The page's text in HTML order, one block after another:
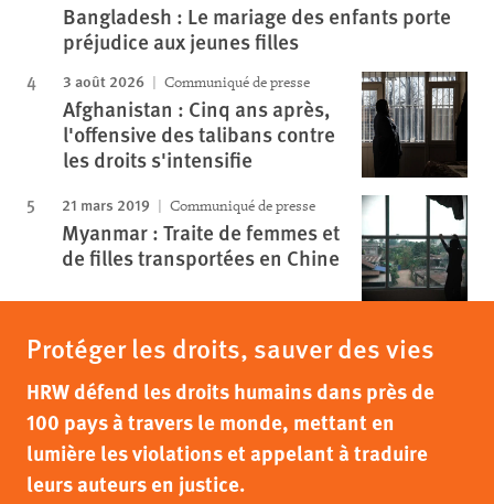
Bangladesh : Le mariage des enfants porte
préjudice aux jeunes filles
3 août 2026 Communiqué de presse
Afghanistan : Cinq ans après,
l'offensive des talibans contre
les droits s'intensifie
21 mars 2019 Communiqué de presse
Myanmar : Traite de femmes et
de filles transportées en Chine
Protéger les droits, sauver des vies
HRW défend les droits humains dans près de
100 pays à travers le monde, mettant en
lumière les violations et appelant à traduire
leurs auteurs en justice.